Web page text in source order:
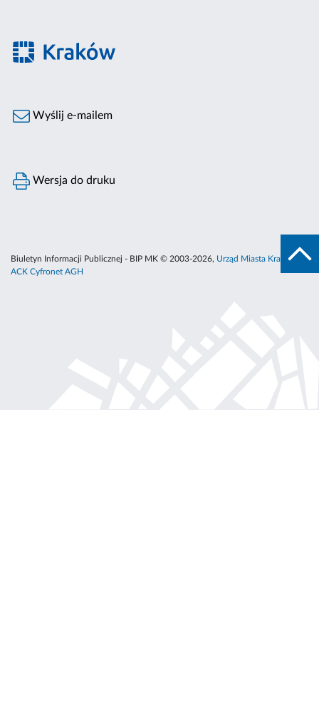
Wyślij e-mailem
Wersja do druku
Biuletyn Informacji Publicznej - BIP MK © 2003-2026, Urząd Miasta Krakowa
ACK Cyfronet AGH